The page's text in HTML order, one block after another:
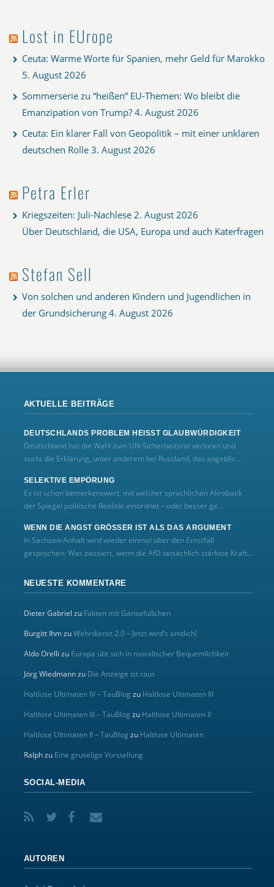
Lost in EUrope
Ceuta: Warme Worte für Spanien, mehr Geld für Marokko
5. August 2026
Sommerserie zu “heißen” EU-Themen: Wo bleibt die
Emanzipation von Trump? 4. August 2026
Ceuta: Ein klarer Fall von Geopolitik – mit einer unklaren
deutschen Rolle 3. August 2026
Petra Erler
Kriegszeiten: Juli-Nachlese 2. August 2026
Über Deutschland, die USA, Europa und auch Katerfragen
Stefan Sell
Von solchen und anderen Kindern und Jugendlichen in
der Grundsicherung 4. August 2026
AKTUELLE BEITRÄGE
DEUTSCHLANDS PROBLEM HEISST GLAUBWÜRDIGKEIT
Deutschland hat die Wahl zum UN‑Sicherheitsrat verloren und
sucht die Erklärung, unter anderem bei Russland, das angeblic...
SELEKTIVE EMPÖRUNG
Es ist schon bemerkenswert, mit welcher sprachlichen Akrobatik
der Spiegel politische Realität einordnet – oder besser ge...
WENN DIE ANGST GRÖSSER IST ALS DAS ARGUMENT
In Sachsen-Anhalt wird wieder einmal über den Ernstfall
gesprochen: Was passiert, wenn die AfD tatsächlich stärkste Kraft...
NEUESTE KOMMENTARE
Dieter Gabriel zu Fakten mit Gänsefüßchen
Burgitt IhmzuWehrdienst 2.0 – Jetzt wird’s amtlich!
Aldo Orelli zu Europa übt sich in moralischer Bequemlichkeit
Jörg Wiedmannzu Die Anzeige ist raus
Haltlose Ultimaten IV – TauBlog zu Haltlose Ultimaten III
Haltlose Ultimaten III – TauBlog zu Haltlose Ultimaten II
Haltlose Ultimaten II – TauBlog zu Haltlose Ultimaten
Ralphzu Eine gruselige Vorstellung
SOCIAL-MEDIA
AUTOREN